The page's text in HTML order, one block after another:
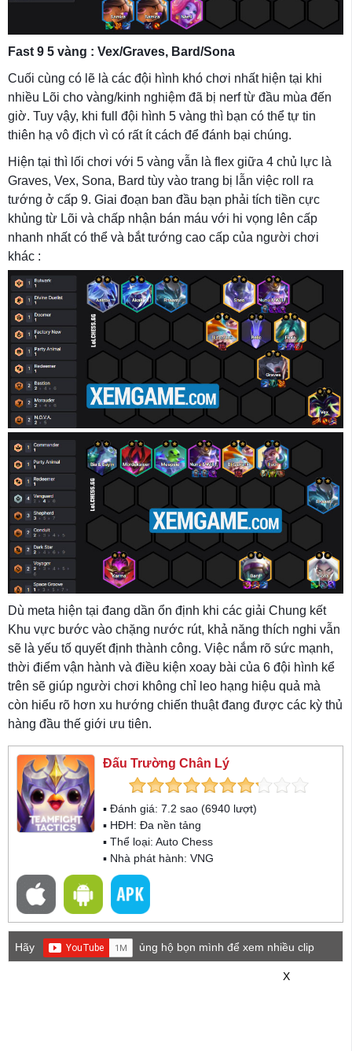
Fast 9 5 vàng : Vex/Graves, Bard/Sona
Cuối cùng có lẽ là các đội hình khó chơi nhất hiện tại khi
nhiều Lõi cho vàng/kinh nghiệm đã bị nerf từ đầu mùa đến
giờ. Tuy vậy, khi full đội hình 5 vàng thì bạn có thể tự tin
thiên hạ vô địch vì có rất ít cách để đánh bại chúng.
Hiện tại thì lối chơi với 5 vàng vẫn là flex giữa 4 chủ lực là
Graves, Vex, Sona, Bard tùy vào trang bị lẫn việc roll ra
tướng ở cấp 9. Giai đoạn ban đầu bạn phải tích tiền cực
khủng từ Lõi và chấp nhận bán máu với hi vọng lên cấp
nhanh nhất có thể và bắt tướng cao cấp của người chơi
khác :
Dù meta hiện tại đang dần ổn định khi các giải Chung kết
Khu vực bước vào chặng nước rút, khả năng thích nghi vẫn
sẽ là yếu tố quyết định thành công. Việc nắm rõ sức mạnh,
thời điểm vận hành và điều kiện xoay bài của 6 đội hình kể
trên sẽ giúp người chơi không chỉ leo hạng hiệu quả mà
còn hiểu rõ hơn xu hướng chiến thuật đang được các kỳ thủ
hàng đầu thế giới ưu tiên.
Đấu Trường Chân Lý
▪ Đánh giá: 7.2 sao (6940 lượt)
▪ HĐH: Đa nền tảng
▪ Thể loại: Auto Chess
▪ Nhà phát hành: VNG
Hãy
ủng hộ bọn mình để xem nhiều clip
X